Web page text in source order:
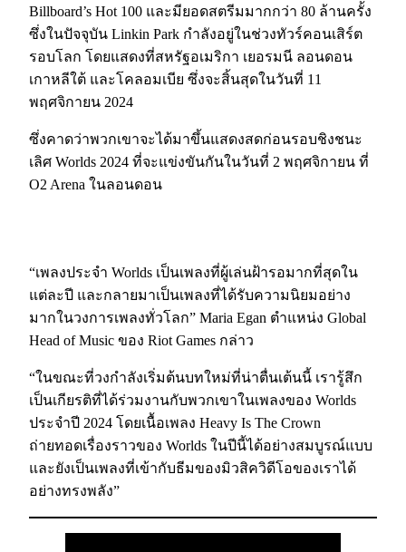
Billboard’s Hot 100 และมียอดสตรีมมากกว่า 80 ล้านครั้ง
ซึ่งในปัจจุบัน Linkin Park กำลังอยู่ในช่วงทัวร์คอนเสิร์ต
รอบโลก โดยแสดงที่สหรัฐอเมริกา เยอรมนี ลอนดอน
เกาหลีใต้ และโคลอมเบีย ซึ่งจะสิ้นสุดในวันที่ 11
พฤศจิกายน 2024
ซึ่งคาดว่าพวกเขาจะได้มาขึ้นแสดงสดก่อนรอบชิงชนะ
เลิศ Worlds 2024 ที่จะแข่งขันกันในวันที่ 2 พฤศจิกายน ที่
O2 Arena ในลอนดอน
“เพลงประจำ Worlds เป็นเพลงที่ผู้เล่นฝ้ารอมากที่สุดใน
แต่ละปี และกลายมาเป็นเพลงที่ได้รับความนิยมอย่าง
มากในวงการเพลงทั่วโลก” Maria Egan ตำแหน่ง Global
Head of Music ของ Riot Games กล่าว
“ในขณะที่วงกำลังเริ่มต้นบทใหม่ที่น่าตื่นเต้นนี้ เรารู้สึก
เป็นเกียรติที่ได้ร่วมงานกับพวกเขาในเพลงของ Worlds
ประจำปี 2024 โดยเนื้อเพลง Heavy Is The Crown
ถ่ายทอดเรื่องราวของ Worlds ในปีนี้ได้อย่างสมบูรณ์แบบ
และยังเป็นเพลงที่เข้ากับธีมของมิวสิควิดีโอของเราได้
อย่างทรงพลัง”